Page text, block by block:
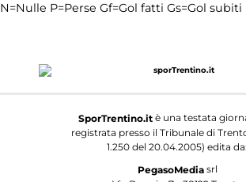
N=Nulle P=Perse Gf=Gol fatti Gs=Gol subiti
SporTrentino.itè una testata
registrata presso il Tribunale di
1.250 del 20.04.2005) edita da:
PegasoMediasrl